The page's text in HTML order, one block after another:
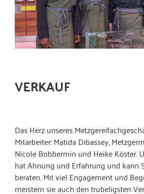
VERKAUF
Das Herz unseres
Mitarbeiter: Matida Dibassey,
Nicole Bobbermin und Heike Köster.
hat Ahnung und Erfahrung und kann
beraten. Mit viel Engagement und
meistern sie auch den trubeligsten